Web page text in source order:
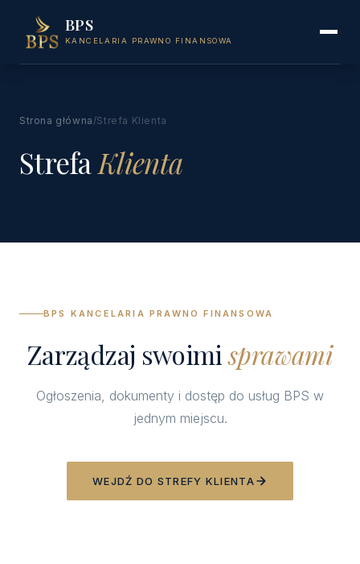
BPS
KANCELARIA PRAWNO FINANSOWA
Strona główna /Strefa Klienta
StrefaKlienta
BPS KANCELARIA PRAWNO FINANSOWA
Zarządzaj swoimisprawami
Ogłoszenia, dokumenty i dostęp do usług BPS w
jednym miejscu.
WEJDŹ DO STREFY KLIENTA